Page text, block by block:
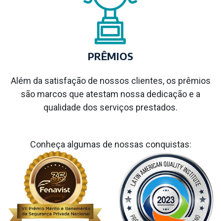
PRÊMIOS
Além da satisfação de nossos clientes, os prêmios
são marcos que atestam nossa dedicação e a
qualidade dos serviços prestados.
Conheça algumas de nossas conquistas: